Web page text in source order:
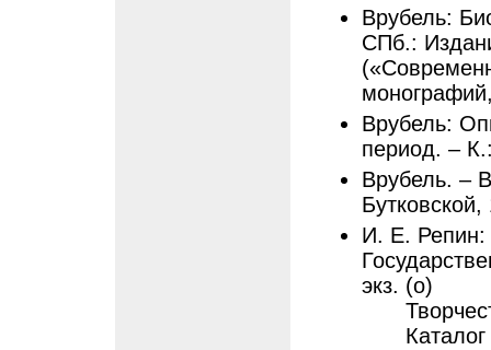
Врубель:
СПб.:
Врубель:
период. –
Врубель. –
И. Е. Репин:
экз. (о)